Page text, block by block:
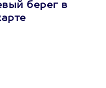
берег в